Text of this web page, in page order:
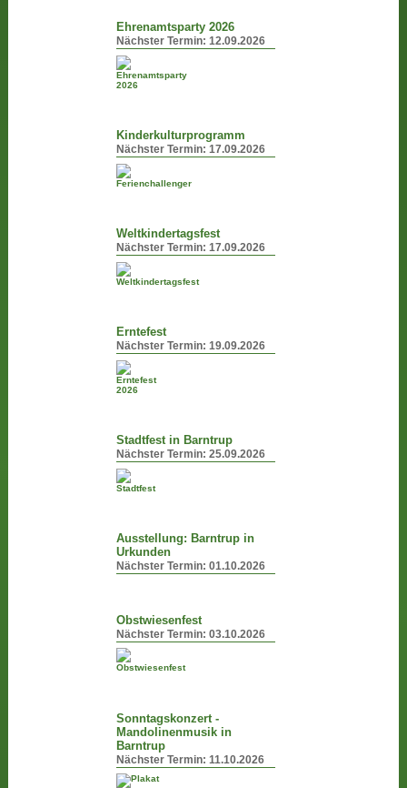
Ehrenamtsparty 2026
Nächster Termin:12.09.2026
Kinderkulturprogramm
Nächster Termin:17.09.2026
Weltkindertagsfest
Nächster Termin:17.09.2026
Erntefest
Nächster Termin:19.09.2026
Stadtfest in Barntrup
Nächster Termin:25.09.2026
Ausstellung: Barntrup in
Urkunden
Nächster Termin:01.10.2026
Obstwiesenfest
Nächster Termin:03.10.2026
Sonntagskonzert -
Mandolinenmusik in
Barntrup
Nächster Termin:11.10.2026